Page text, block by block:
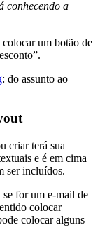
conhecendo a
colocar um botão de
: do assunto ao
criar terá sua
e é em cima
ser incluídos.
se for um e-mail de
colocar
colocar alguns